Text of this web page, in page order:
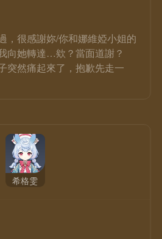
，很感謝妳/你和娜維婭小姐的
向她轉達…欸？當面道謝？
突然痛起來了，抱歉先走一
希格雯